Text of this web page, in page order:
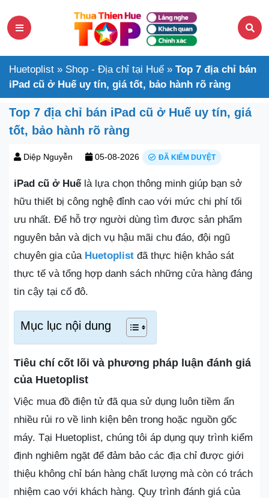
Huetoplist » Shop - Địa chỉ tại Huế » Top 7 địa chỉ bán
iPad cũ ở Huế uy tín, giá tốt, bảo hành rõ ràng
Top 7 địa chỉ bán iPad cũ ở Huế uy tín, giá
tốt, bảo hành rõ ràng
Diệp Nguyễn 05-08-2026 ĐÃ KIỂM DUYỆT
iPad cũ ở Huếlà lựa chọn thông minh giúp bạn sở
hữu thiết bị công nghệ đỉnh cao với mức chi phí tối
ưu nhất. Để hỗ trợ người dùng tìm được sản phẩm
nguyên bản và dịch vụ hậu mãi chu đáo, đội ngũ
chuyên gia của Huetoplist đã thực hiện khảo sát
thực tế và tổng hợp danh sách những cửa hàng đáng
tin cậy tại cố đô.
Mục lục nội dung
Tiêu chí cốt lõi và phương pháp luận đánh giá
của Huetoplist
Việc mua đồ điện tử đã qua sử dụng luôn tiềm ẩn
nhiều rủi ro về linh kiện bên trong hoặc nguồn gốc
máy. Tại Huetoplist, chúng tôi áp dụng quy trình kiểm
định nghiêm ngặt để đảm bảo các địa chỉ được giới
thiệu không chỉ bán hàng chất lượng mà còn có trách
nhiệm cao với khách hàng. Quy trình đánh giá của